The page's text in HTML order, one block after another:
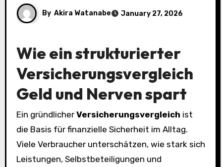
By Akira Watanabe January 27, 2026
Wie ein strukturierter
Versicherungsvergleich
Geld und Nerven spart
Ein gründlicher Versicherungsvergleich ist
die Basis für finanzielle Sicherheit im Alltag.
Viele Verbraucher unterschätzen, wie stark sich
Leistungen, Selbstbeteiligungen und